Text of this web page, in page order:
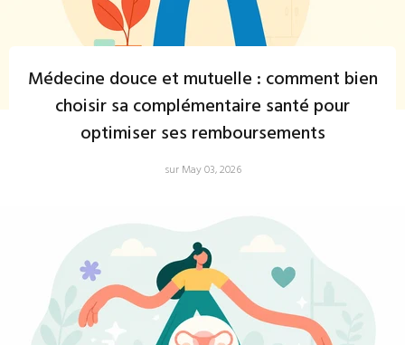
Médecine douce et mutuelle : comment bien
choisir sa complémentaire santé pour
optimiser ses remboursements
sur May 03, 2026